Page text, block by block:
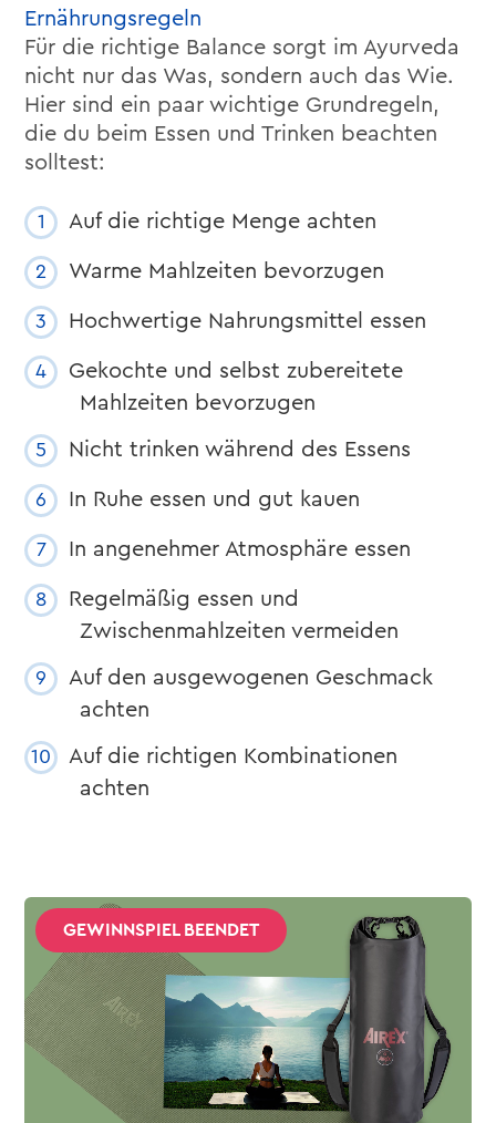
Ernährungsregeln
Für die richtige Balance sorgt im Ayurveda
nicht nur das Was, sondern auch das Wie.
Hier sind ein paar wichtige Grundregeln,
die du beim Essen und Trinken beachten
solltest:
Auf die richtige Menge achten
Warme Mahlzeiten bevorzugen
Hochwertige Nahrungsmittel essen
Gekochte und selbst zubereitete
Mahlzeiten bevorzugen
Nicht trinken während des Essens
In Ruhe essen und gut kauen
In angenehmer Atmosphäre essen
Regelmäßig essen und
Zwischenmahlzeiten vermeiden
Auf den ausgewogenen Geschmack
achten
Auf die richtigen Kombinationen
achten
GEWINNSPIEL BEENDET